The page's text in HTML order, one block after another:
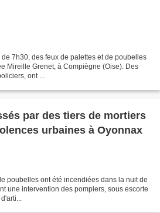
7h30, des feux de palettes et de poubelles
Mireille Grenet, à Compiègne (Oise). Des
ont ...
par des tiers de mortiers
urbaines à Oyonnax
poubelles ont été incendiées dans la nuit de
une intervention des pompiers, sous escorte